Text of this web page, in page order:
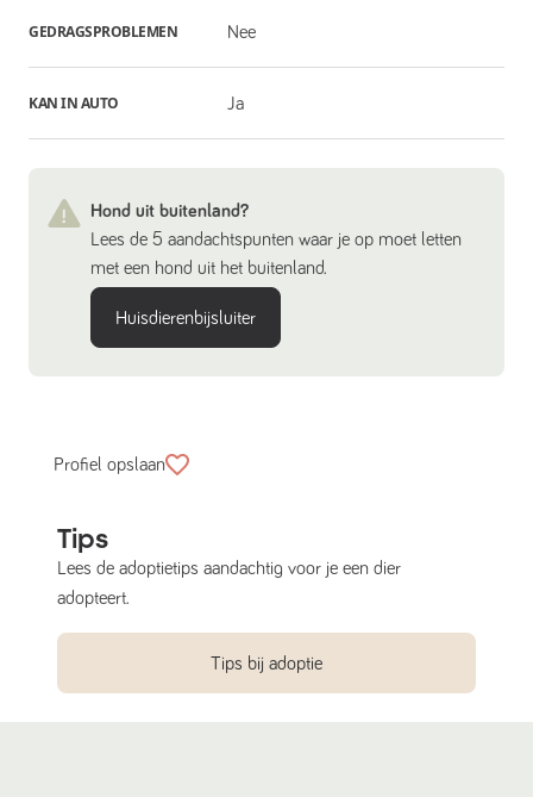
GEDRAGSPROBLEMEN Nee
KAN IN AUTO Ja
Hond uit buitenland?
Lees de 5 aandachtspunten waar je op moet letten
met een hond uit het buitenland.
Huisdierenbijsluiter
Profiel opslaan
Tips
Lees de adoptietips aandachtig voor je een dier
adopteert.
Tips bij adoptie